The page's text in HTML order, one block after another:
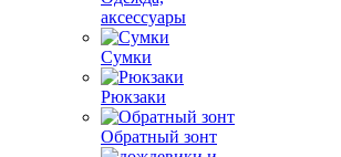
аксессуары
Сумки
Рюкзаки
Обратный зонт